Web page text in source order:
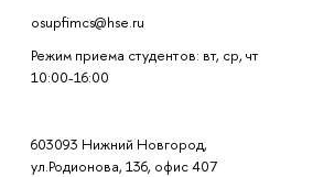
osupfimcs@hse.ru
Режим приема студентов: вт, ср, чт
10:00-16:00
603093 Нижний Новгород,
ул.Родионова, 136, офис 407